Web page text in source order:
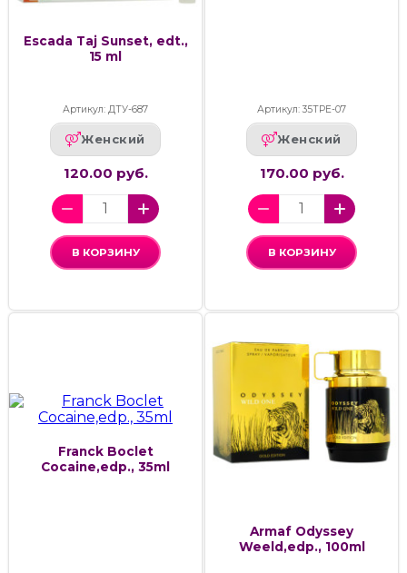
Escada Taj Sunset, edt.,
15 ml
Артикул: ДТУ-687
Женский
120.00 руб.
В КОРЗИНУ
Артикул: 35ТРЕ-07
Женский
170.00 руб.
В КОРЗИНУ
Franck Boclet
Cocaine,edp., 35ml
Armaf Odyssey
Weeld,edp., 100ml